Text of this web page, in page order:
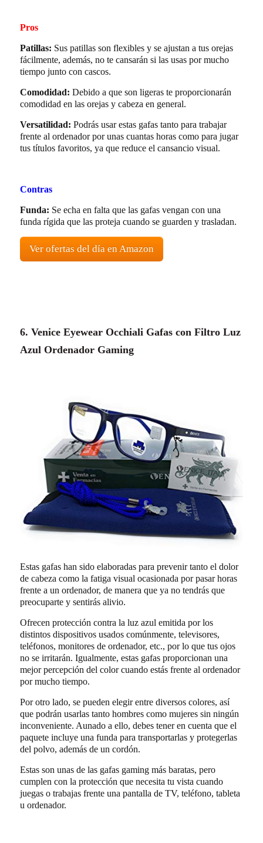
Pros
Patillas: Sus patillas son flexibles y se ajustan a tus orejas
fácilmente, además, no te cansarán si las usas por mucho
tiempo junto con cascos.
Comodidad: Debido a que son ligeras te proporcionarán
comodidad en las orejas y cabeza en general.
Versatilidad: Podrás usar estas gafas tanto para trabajar
frente al ordenador por unas cuantas horas como para jugar
tus títulos favoritos, ya que reduce el cansancio visual.
Contras
Funda: Se echa en falta que las gafas vengan con una
funda rígida que las proteja cuando se guarden y trasladan.
Ver ofertas del día en Amazon
6. Venice Eyewear Occhiali Gafas con Filtro Luz
Azul Ordenador Gaming
Estas gafas han sido elaboradas para prevenir tanto el dolor
de cabeza como la fatiga visual ocasionada por pasar horas
frente a un ordenador, de manera que ya no tendrás que
preocuparte y sentirás alivio.
Ofrecen protección contra la luz azul emitida por los
distintos dispositivos usados comúnmente, televisores,
teléfonos, monitores de ordenador, etc., por lo que tus ojos
no se irritarán. Igualmente, estas gafas proporcionan una
mejor percepción del color cuando estás frente al ordenador
por mucho tiempo.
Por otro lado, se pueden elegir entre diversos colores, así
que podrán usarlas tanto hombres como mujeres sin ningún
inconveniente. Aunado a ello, debes tener en cuenta que el
paquete incluye una funda para transportarlas y protegerlas
del polvo, además de un cordón.
Estas son unas de las gafas gaming más baratas, pero
cumplen con la protección que necesita tu vista cuando
juegas o trabajas frente una pantalla de TV, teléfono, tableta
u ordenador.